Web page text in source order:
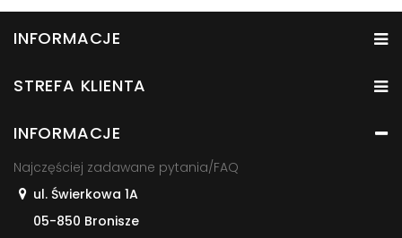
INFORMACJE
STREFA KLIENTA
INFORMACJE
Najczęściej zadawane pytania/FAQ
ul. Świerkowa 1A
05-850 Bronisze